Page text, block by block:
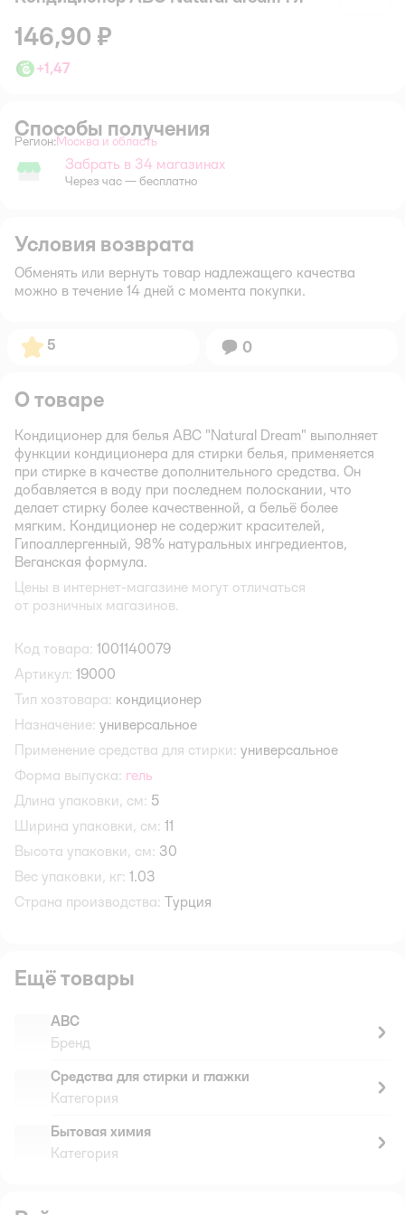
146,90 ₽
+1,47
Способы получения
Регион: Выбор адреса доставки.
Москва и область
Забрать в магазине
Забрать в 34 магазинах
Через час — бесплатно
Условия возврата
Обменять или вернуть товар надлежащего качества
можно в течение 14 дней с момента покупки.
Рейтинг:
5 Вопросов:
0
О товаре
Кондиционер для белья АВС "Natural Dream" выполняет
функции кондиционера для стирки белья, применяется
при стирке в качестве дополнительного средства. Он
добавляется в воду при последнем полоскании, что
делает стирку более качественной, а бельё более
мягким. Кондиционер не содержит красителей,
Гипоаллергенный, 98% натуральных ингредиентов,
Веганская формула.
Цены в интернет-магазине могут отличаться
от розничных магазинов.
Код товара: 1001140079
Артикул: 19000
Тип хозтовара: кондиционер
Назначение: универсальное
Применение средства для стирки: универсальное
Форма выпуска: гель
Длина упаковки, см: 5
Ширина упаковки, см: 11
Высота упаковки, см: 30
Вес упаковки, кг: 1.03
Страна производства: Турция
Ещё товары
АВС
Бренд
Средства для стирки и глажки
Категория
Бытовая химия
Категория